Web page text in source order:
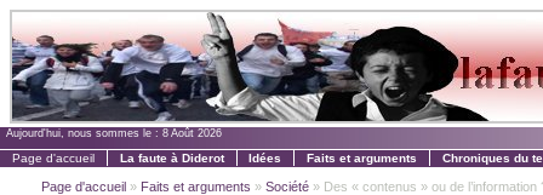
Aujourd'hui, nous sommes le : 8 Août 2026
Page d'accueil La faute à Diderot Idées Faits et arguments Chroniques du
Page d'accueil » Faits et arguments »Société » Des « contenus » ou de l’information